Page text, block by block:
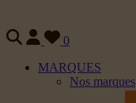
0
MARQUES
Nos marques